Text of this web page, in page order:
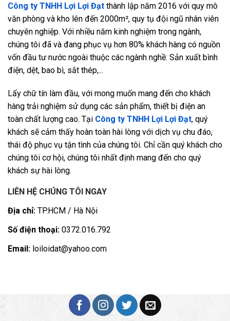
Công ty TNHH Lợi Lợi Đạt thành lập năm 2016 với quy mô
văn phòng và kho lên đến 2000m², quy tụ đội ngũ nhân viên
chuyên nghiệp. Với nhiều năm kinh nghiệm trong ngành,
chúng tôi đã và đang phục vụ hơn 80% khách hàng có nguồn
vốn đầu tư nước ngoài thuộc các ngành nghề: Sản xuất bình
điện, dệt, bao bì, sắt thép,...
Lấy chữ tín làm đầu, với mong muốn mang đến cho khách
hàng trải nghiệm sử dụng các sản phẩm, thiết bị điện an
toàn chất lượng cao. Tại Công ty TNHH Lợi Lợi Đạt, quý
khách sẽ cảm thấy hoàn toàn hài lòng với dịch vụ chu đáo,
thái độ phục vụ tận tình của chúng tôi. Chỉ cần quý khách cho
chúng tôi cơ hội, chúng tôi nhất định mang đến cho quý
khách sự hài lòng.
LIÊN HỆ CHÚNG TÔI NGAY
Địa chỉ: TP.HCM / Hà Nội
Số điện thoại: 0372.016.792
Email: loiloidat@yahoo.com